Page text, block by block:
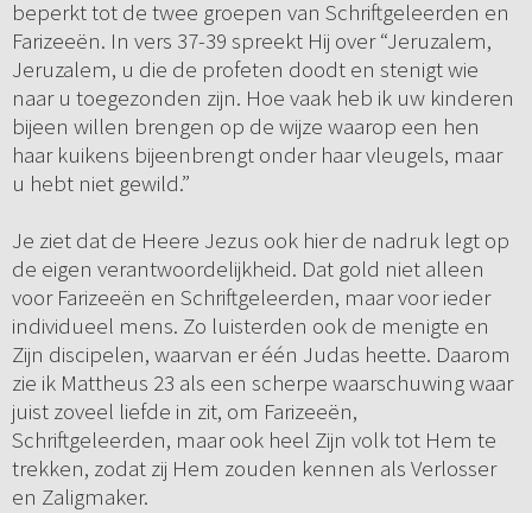
beperkt tot de twee groepen van Schriftgeleerden en
Farizeeën. In vers 37-39 spreekt Hij over “Jeruzalem,
Jeruzalem, u die de profeten doodt en stenigt wie
naar u toegezonden zijn. Hoe vaak heb ik uw kinderen
bijeen willen brengen op de wijze waarop een hen
haar kuikens bijeenbrengt onder haar vleugels, maar
u hebt niet gewild.”
Je ziet dat de Heere Jezus ook hier de nadruk legt op
de eigen verantwoordelijkheid. Dat gold niet alleen
voor Farizeeën en Schriftgeleerden, maar voor ieder
individueel mens. Zo luisterden ook de menigte en
Zijn discipelen, waarvan er één Judas heette. Daarom
zie ik Mattheus 23 als een scherpe waarschuwing waar
juist zoveel liefde in zit, om Farizeeën,
Schriftgeleerden, maar ook heel Zijn volk tot Hem te
trekken, zodat zij Hem zouden kennen als Verlosser
en Zaligmaker.